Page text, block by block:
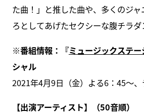
た曲！」と推した曲や、多くのジ
ろとしてあげたセクシーな腹チラダ
※番組情報：『ミュージックステー
シャル
2021年4月9日（金）よる6：45～
【出演アーティスト】（50音順）